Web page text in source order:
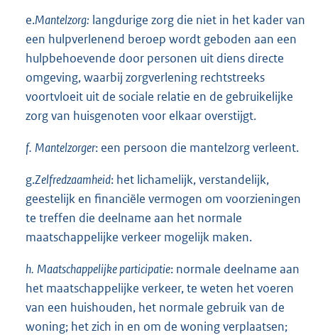
e.Mantelzorg: langdurige zorg die niet in het kader van
een hulpverlenend beroep wordt geboden aan een
hulpbehoevende door personen uit diens directe
omgeving, waarbij zorgverlening rechtstreeks
voortvloeit uit de sociale relatie en de gebruikelijke
zorg van huisgenoten voor elkaar overstijgt.
f. Mantelzorger: een persoon die mantelzorg verleent.
g.Zelfredzaamheid: het lichamelijk, verstandelijk,
geestelijk en financiële vermogen om voorzieningen
te treffen die deelname aan het normale
maatschappelijke verkeer mogelijk maken.
h. Maatschappelijke participatie: normale deelname aan
het maatschappelijke verkeer, te weten het voeren
van een huishouden, het normale gebruik van de
woning; het zich in en om de woning verplaatsen;